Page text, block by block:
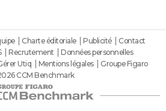
Charte éditoriale Publicité
Contact
Recrutement
Données personnelles
Utiq Mentions légales
Groupe Figaro
CCM Benchmark